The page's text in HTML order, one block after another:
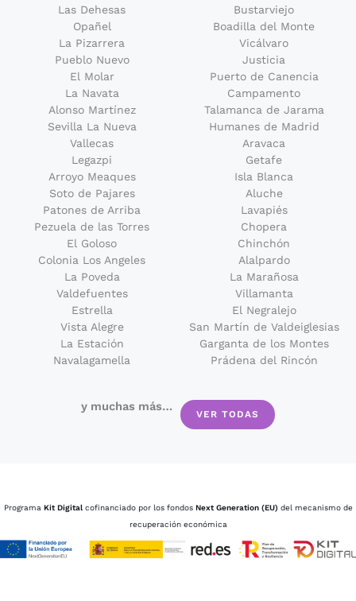
Las Dehesas
Bustarviejo
Opañel
Boadilla del Monte
La Pizarrera
Vicálvaro
Pueblo Nuevo
Justicia
El Molar
Puerto de Canencia
La Navata
Campamento
Alonso Martínez
Talamanca de Jarama
Sevilla La Nueva
Humanes de Madrid
Vallecas
Aravaca
Legazpi
Getafe
Arroyo Meaques
Isla Blanca
Soto de Pajares
Aluche
Patones de Arriba
Lavapiés
Pezuela de las Torres
Chopera
El Goloso
Chinchón
Colonia Los Angeles
Alalpardo
La Poveda
La Marañosa
Valdefuentes
Villamanta
Estrella
El Negralejo
Vista Alegre
San Martín de Valdeiglesias
La Estación
Garganta de los Montes
Navalagamella
Prádena del Rincón
y muchas más…
VER TODAS
Programa Kit Digital cofinanciado por los fondos Next Generation (EU) del mecanismo de
recuperación económica